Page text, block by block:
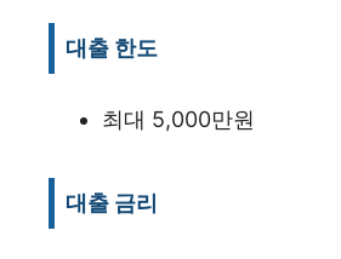
대출 한도
최대 5,000만원
대출 금리